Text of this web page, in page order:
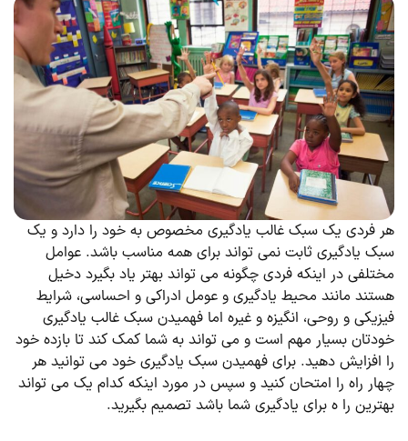
هر فردی یک سبک غالب یادگیری مخصوص به خود را دارد و یک
سبک یادگیری ثابت نمی تواند برای همه مناسب باشد. عوامل
مختلفی در اینکه فردی چگونه می تواند بهتر یاد بگیرد دخیل
هستند مانند محیط یادگیری و عومل ادراکی و احساسی، شرایط
فیزیکی و روحی، انگیزه و غیره اما فهمیدن سبک غالب یادگیری
خودتان بسیار مهم است و می تواند به شما کمک کند تا بازده خود
را افزایش دهید. برای فهمیدن سبک یادگیری خود می توانید هر
چهار راه را امتحان کنید و سپس در مورد اینکه کدام یک می تواند
بهترین را ه برای یادگیری شما باشد تصمیم بگیرید.